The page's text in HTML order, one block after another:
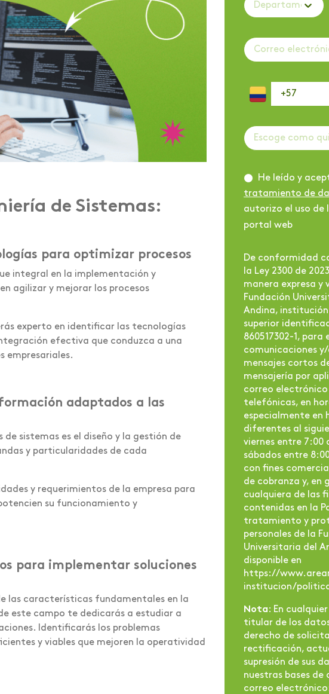
de Sistemas:
para optimizar procesos
integral en la implementación y
agilizar y mejorar los procesos
experto en identificar las tecnologías
efectiva que conduzca a una
empresariales.
adaptados a las
de sistemas es el diseño y la gestión de
y particularidades de cada
y requerimientos de la empresa para
su funcionamiento y
para implementar soluciones
las características fundamentales en la
este campo te dedicarás a estudiar a
Identificarás los problemas
y viables que mejoren la operatividad
Departamento
Escoge como
He leído y
tratamiento de
autorizo el uso de
portal web
De conformidad
la Ley 2300 de
manera expresa y
Fundación
Andina,
superior
860517302-1, para
comunicaciones
mensajes cortos
mensajería por
correo
telefónicas, en
especialmente en
diferentes al
viernes entre 7:00
sábados entre
con fines
de cobranza y, en
cualquiera de las
contenidas en la
tratamiento y
personales de la
Universitaria del
disponible en
https://
institucion/
Nota: En
titular de los
derecho de
rectificación,
supresión de sus
nuestras bases de
correo